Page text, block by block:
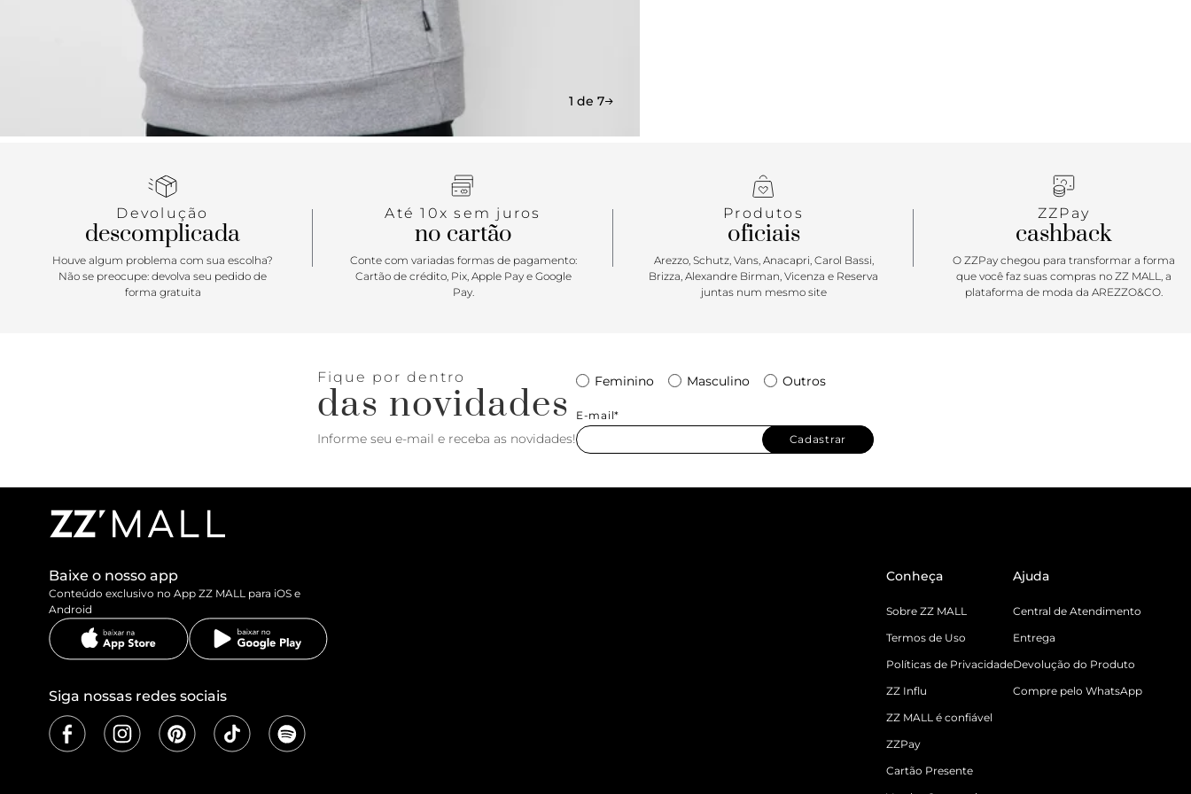
1 de 7
Devolução
descomplicada
Houve algum problema com sua escolha?
Não se preocupe: devolva seu pedido de
forma gratuita
Até 10x sem juros
no cartão
Conte com variadas formas de pagamento:
Cartão de crédito, Pix, Apple Pay e Google
Pay.
Produtos
oficiais
Arezzo, Schutz, Vans, Anacapri, Carol Bassi,
Brizza, Alexandre Birman, Vicenza e Reserva
juntas num mesmo site
ZZPay
cashback
O ZZPay chegou para transformar a forma
que você faz suas compras no ZZ MALL, a
plataforma de moda da AREZZO&CO.
Fique por dentro
das novidades
Informe seu e-mail e receba as novidades!
Feminino Masculino Outros
E-mail*
Cadastrar
Baixe o nosso app
Conteúdo exclusivo no App ZZ MALL para iOS e
Android
Siga nossas redes sociais
Conheça
Sobre ZZ MALL
Termos de Uso
Políticas de Privacidade
ZZ Influ
ZZ MALL é confiável
ZZPay
Cartão Presente
Ajuda
Central de Atendimento
Entrega
Devolução do Produto
Compre pelo WhatsApp